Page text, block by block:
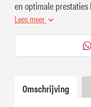
en optimale
Lees meer
Omschrijving